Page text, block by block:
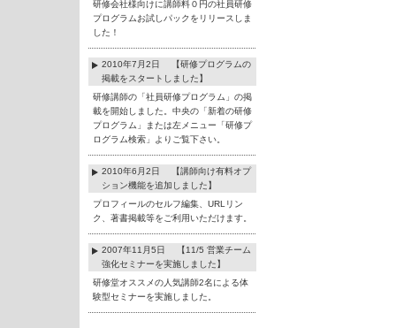
研修会社様向けに講師料０円の社員研修
プログラムお試しパックをリリースしま
した！
2010年7月2日 【研修プログラムの
掲載をスタートしました】
研修講師の「社員研修プログラム」の掲
載を開始しました。中央の「新着の研修
プログラム」または左メニュー「研修プ
ログラム検索」よりご覧下さい。
2010年6月2日 【講師向け有料オプ
ション機能を追加しました】
プロフィールのセルフ編集、URLリン
ク、著書掲載等をご利用いただけます。
2007年11月5日 【11/5 営業チーム
強化セミナーを実施しました】
研修堂オススメの人気講師2名による体
験型セミナーを実施しました。